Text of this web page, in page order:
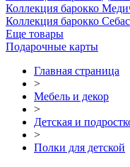
Коллекция барокко
Коллекция барокко
Еще товары
Подарочные карты
Главная страница
>
Мебель и декор
>
Детская и
>
Полки для детской